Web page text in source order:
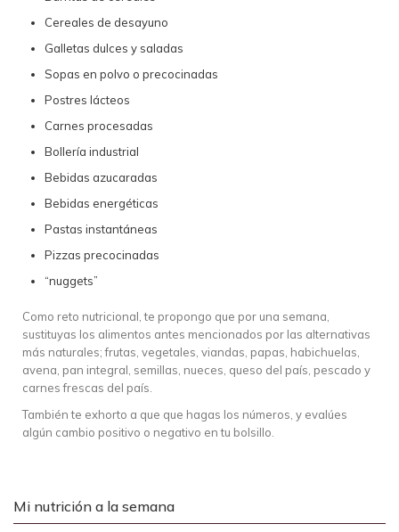
Cereales de desayuno
Galletas dulces y saladas
Sopas en polvo o precocinadas
Postres lácteos
Carnes procesadas
Bollería industrial
Bebidas azucaradas
Bebidas energéticas
Pastas instantáneas
Pizzas precocinadas
“nuggets”
Como reto nutricional, te propongo que por una semana,
sustituyas los alimentos antes mencionados por las alternativas
más naturales; frutas, vegetales, viandas, papas, habichuelas,
avena, pan integral, semillas, nueces, queso del país, pescado y
carnes frescas del país.
También te exhorto a que que hagas los números, y evalúes
algún cambio positivo o negativo en tu bolsillo.
Mi nutrición a la semana